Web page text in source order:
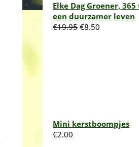
Elke Dag Groener,
een duurzamer leven
€19.95 Oorspronkelijke
€8.50
Mini kerstboompjes
€2.00